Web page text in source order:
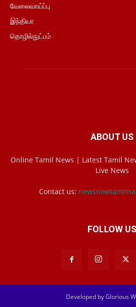
வேலைவாய்ப்பு
இந்தியா
தொழில்நுட்பம்
ABOUT US
Online Tamil News | Latest Tamil
Live News
Contact us:
FOLLOW US
Developed by Glorious